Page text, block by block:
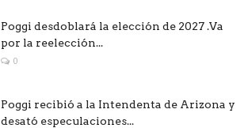
Poggi desdoblará la elección de 2027 .Va
por la reelección...
0
Poggi recibió a la Intendenta de Arizona y
desató especulaciones...